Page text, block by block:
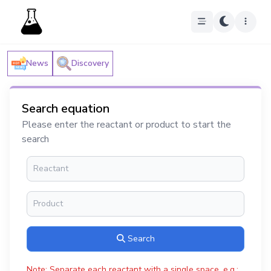
News Discovery
Search equation
Please enter the reactant or product to start the
search
Search